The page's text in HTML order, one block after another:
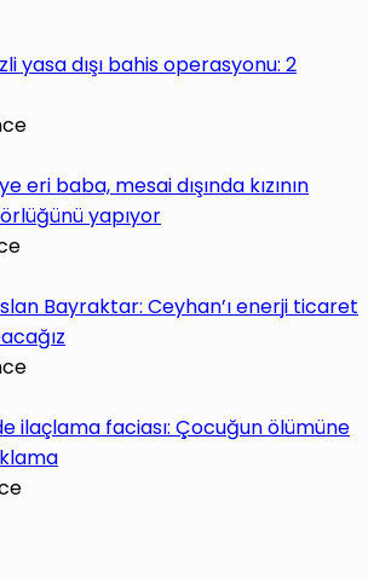
yasa dışı bahis operasyonu: 2
eri baba, mesai dışında kızının
yapıyor
Bayraktar: Ceyhan’ı enerji ticaret
ilaçlama faciası: Çocuğun ölümüne